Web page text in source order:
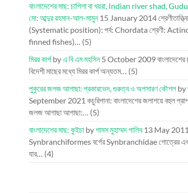
বাংলাদেশের মাছ: চাপিলা বা খয়রা, Indian river shad,
মো: আব্দুর রহমান-আল-মামুন 15 January 2014
(Systematic position): পর্ব: Chordata শ্রেণী:
finned fishes)… (5)
মিরর কার্পbyএ বি এম মহসিন 5 October 2009
বিদেশী মাছের মধ্যে মিরর কার্প অন্যতম… (5)
পুকুরের জলজ আগাছা: প্রকারভেদ, গুরুত্ব ও অপসারণ কৌশলby
September 2021 কচুরিপানা: বাংলাদেশের জলাশয়ে বহুল
জলজ আগাছা আগাছা:… (5)
বাংলাদেশের মাছ: কুইচা byশামস মুহাম্মদ গালিব 13 May 2011
Synbranchiformes বর্গের Synbranchidae গোত্রের
যার… (4)